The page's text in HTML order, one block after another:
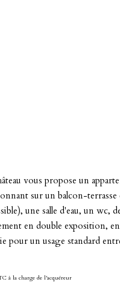
vous propose un
sur un balcon-
une salle d'eau, un wc,
en double exposition,
pour un usage standard
à la charge de l'acquéreur